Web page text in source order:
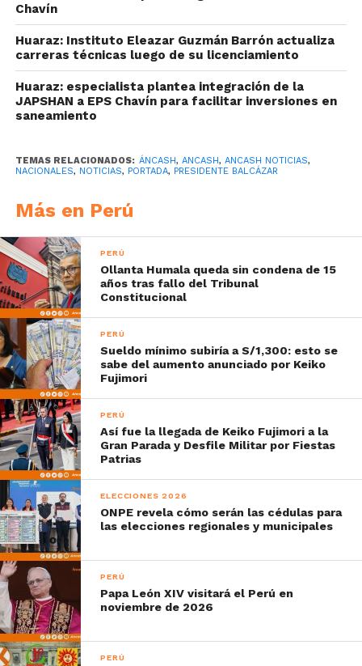
Chavín
Huaraz: Instituto Eleazar Guzmán Barrón actualiza
carreras técnicas luego de su licenciamiento
Huaraz: especialista plantea integración de la
JAPSHAN a EPS Chavín para facilitar inversiones en
saneamiento
TEMAS RELACIONADOS: ÁNCASH, ANCASH, ANCASH NOTICIAS,
NACIONALES, NOTICIAS, PORTADA, PRESIDENTE BALCÁZAR
Más en Perú
PERÚ
Ollanta Humala queda sin condena de 15
años tras fallo del Tribunal
Constitucional
PERÚ
Sueldo mínimo subiría a S/1,300: esto se
sabe del aumento anunciado por Keiko
Fujimori
PERÚ
Así fue la llegada de Keiko Fujimori a la
Gran Parada y Desfile Militar por Fiestas
Patrias
ELECCIONES 2026
ONPE revela cómo serán las cédulas para
las elecciones regionales y municipales
PERÚ
Papa León XIV visitará el Perú en
noviembre de 2026
PERÚ